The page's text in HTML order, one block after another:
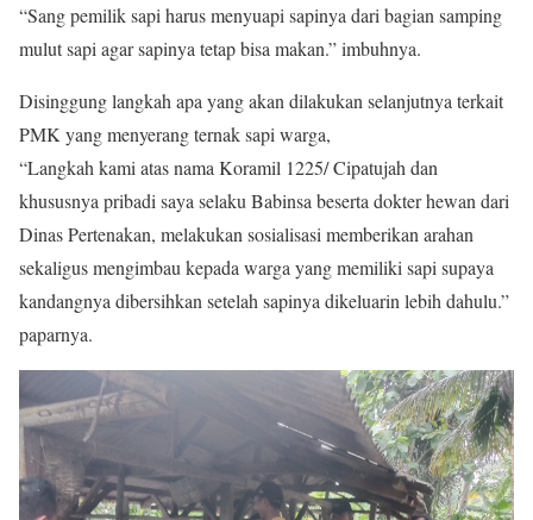
“Sang pemilik sapi harus menyuapi sapinya dari bagian samping
mulut sapi agar sapinya tetap bisa makan.” imbuhnya.
Disinggung langkah apa yang akan dilakukan selanjutnya terkait
PMK yang menyerang ternak sapi warga,
“Langkah kami atas nama Koramil 1225/ Cipatujah dan
khususnya pribadi saya selaku Babinsa beserta dokter hewan dari
Dinas Pertenakan, melakukan sosialisasi memberikan arahan
sekaligus mengimbau kepada warga yang memiliki sapi supaya
kandangnya dibersihkan setelah sapinya dikeluarin lebih dahulu.”
paparnya.